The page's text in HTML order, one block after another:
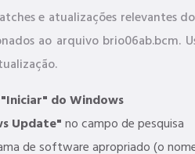
e atualizações relevantes
ao arquivo brio06ab.bcm.
"Iniciar" do Windows
Update"no campo de pesquisa
de software apropriado (o